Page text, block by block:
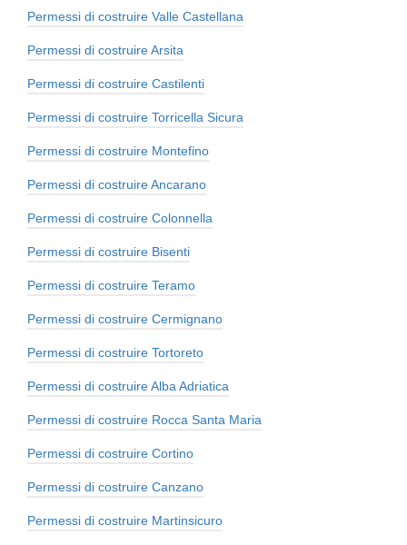
Permessi di costruire Valle Castellana
Permessi di costruire Arsita
Permessi di costruire Castilenti
Permessi di costruire Torricella Sicura
Permessi di costruire Montefino
Permessi di costruire Ancarano
Permessi di costruire Colonnella
Permessi di costruire Bisenti
Permessi di costruire Teramo
Permessi di costruire Cermignano
Permessi di costruire Tortoreto
Permessi di costruire Alba Adriatica
Permessi di costruire Rocca Santa Maria
Permessi di costruire Cortino
Permessi di costruire Canzano
Permessi di costruire Martinsicuro